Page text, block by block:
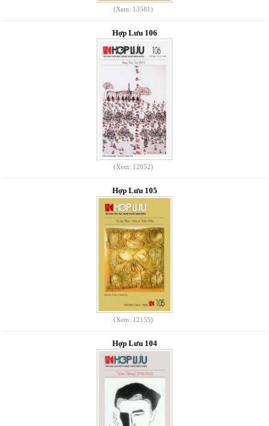
(Xem: 13581)
Hợp Lưu 106
(Xem: 12052)
Hợp Lưu 105
(Xem: 12155)
Hợp Lưu 104